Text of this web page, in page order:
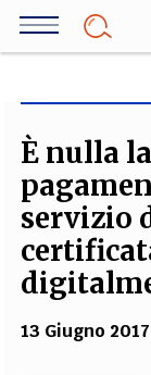
Salta
È nulla
servizio
13 Giugno 2017